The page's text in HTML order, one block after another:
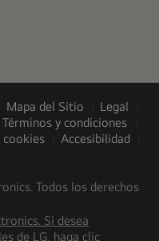
Mapa del Sitio
Legal
Términos y condiciones
cookies
Accesibilidad
Todos los derechos
Si desea
de LG, haga clic(